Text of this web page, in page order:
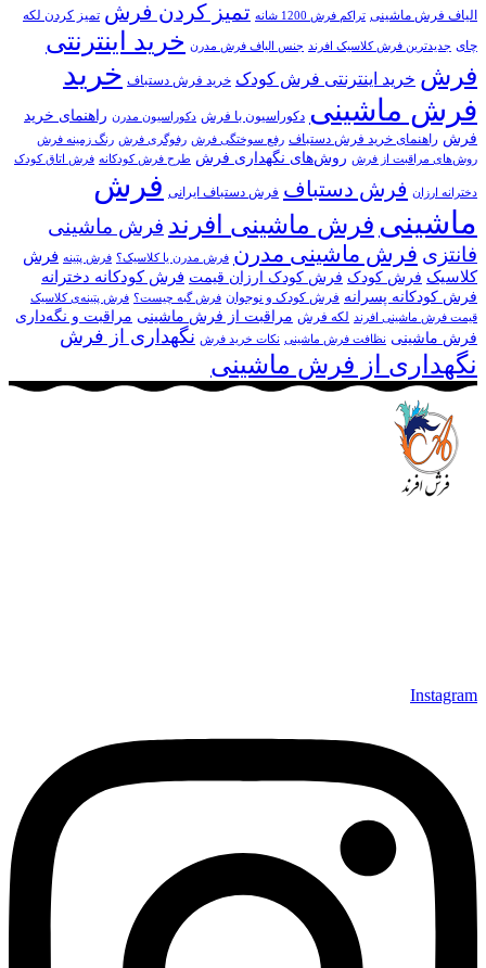
الیاف فرش ماشینی تراکم فرش 1200 شانه تمیز کردن فرش تمیز کردن لکه
چای جدیدترین فرش کلاسیک افرند جنس الیاف فرش مدرن خرید اینترنتی
فرش خرید اینترنتی فرش کودک خرید فرش دستباف خرید
فرش ماشینی دکوراسیون با فرش دکوراسیون مدرن راهنمای خرید
فرش راهنمای خرید فرش دستباف رفع سوختگی فرش رفوگری فرش رنگ زمینه فرش
روش‌های مراقبت از فرش روش‌های نگهداری فرش طرح فرش کودکانه فرش اتاق کودک
دخترانه ارزان فرش دستباف فرش دستباف ایرانی فرش
ماشینی فرش ماشینی افرند فرش ماشینی
فانتزی فرش ماشینی مدرن فرش مدرن یا کلاسیک؟ فرش پتینه فرش
کلاسیک فرش کودک فرش کودک ارزان قیمت فرش کودکانه دخترانه
فرش کودکانه پسرانه فرش کودک و نوجوان فرش گبه چیست؟ فرش‌ پتینه‌ی کلاسیک
قیمت فرش ماشینی افرند لکه فرش مراقبت از فرش ماشینی مراقبت و نگه‌داری
فرش ماشینی نظافت فرش ماشینی نکات خرید فرش نگهداری از فرش
نگهداری از فرش ماشینی
Instagram